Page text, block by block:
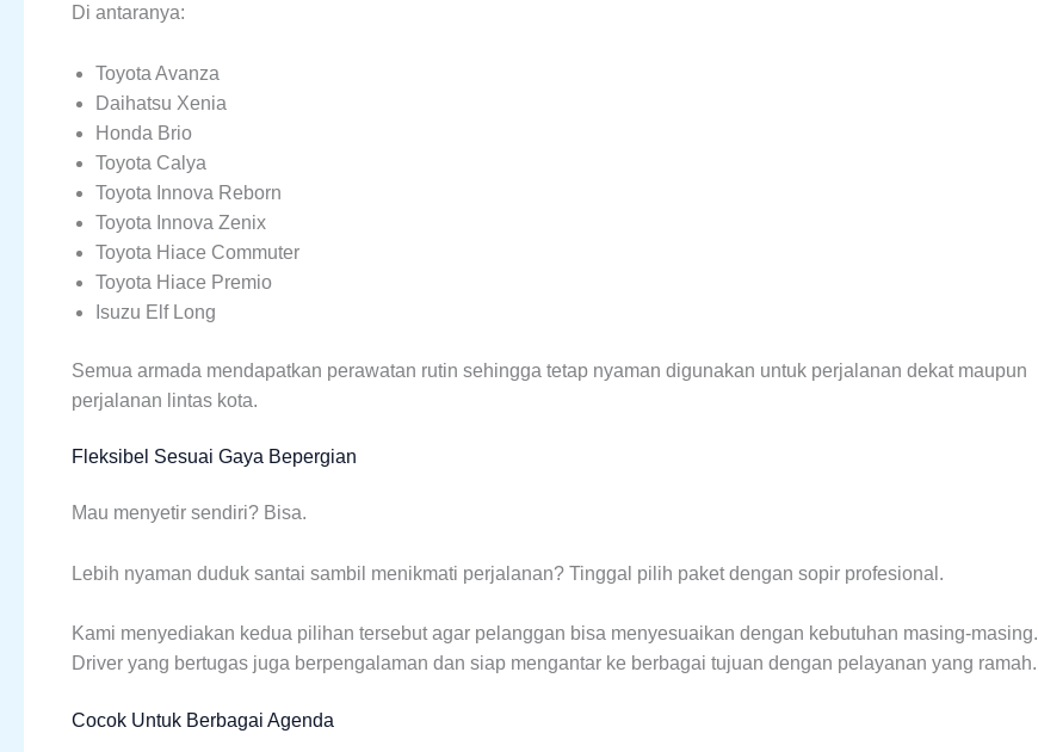
Di antaranya:
Toyota Avanza
Daihatsu Xenia
Honda Brio
Toyota Calya
Toyota Innova Reborn
Toyota Innova Zenix
Toyota Hiace Commuter
Toyota Hiace Premio
Isuzu Elf Long
Semua armada mendapatkan perawatan rutin sehingga tetap nyaman digunakan untuk perjalanan dekat maupun
perjalanan lintas kota.
Fleksibel Sesuai Gaya Bepergian
Mau menyetir sendiri? Bisa.
Lebih nyaman duduk santai sambil menikmati perjalanan? Tinggal pilih paket dengan sopir profesional.
Kami menyediakan kedua pilihan tersebut agar pelanggan bisa menyesuaikan dengan kebutuhan masing-masing.
Driver yang bertugas juga berpengalaman dan siap mengantar ke berbagai tujuan dengan pelayanan yang ramah.
Cocok Untuk Berbagai Agenda